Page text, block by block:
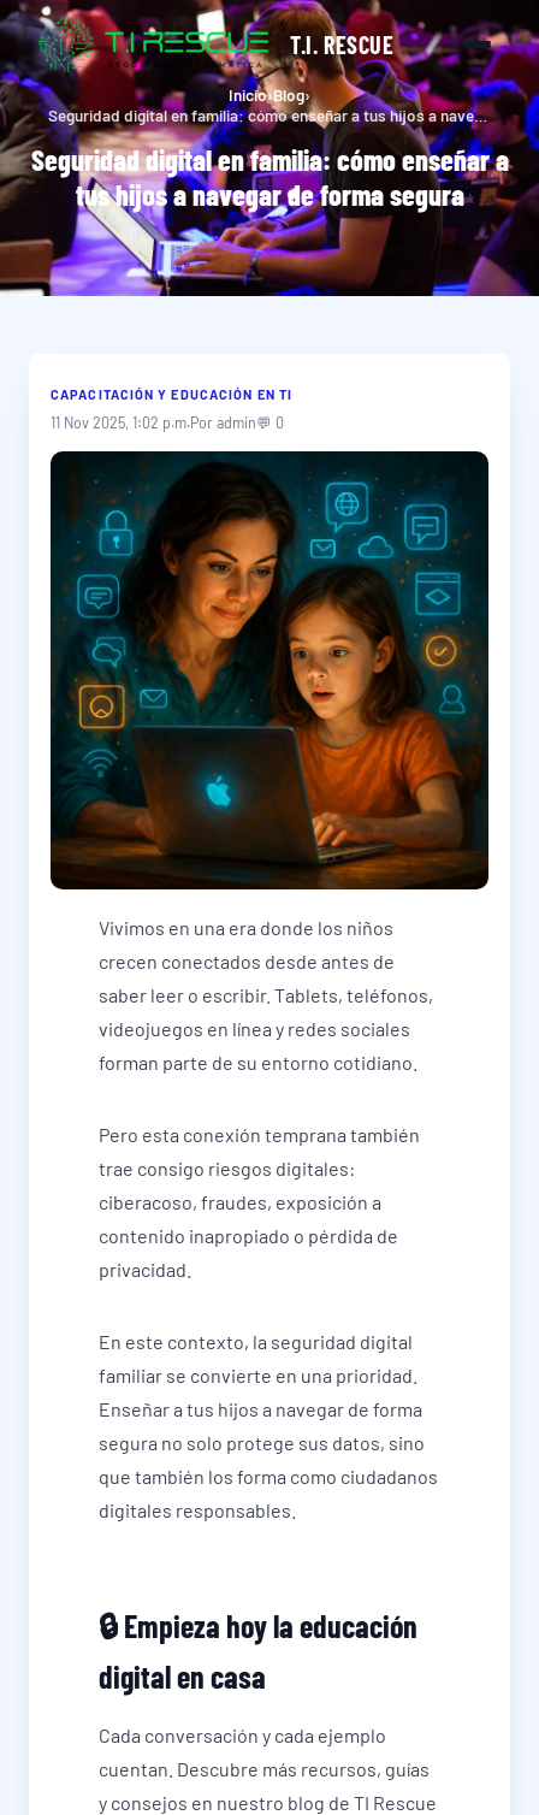
T.I. RESCUE
Inicio›Blog›
Seguridad digital en familia: cómo enseñar a tus hijos a navegar de forma segura
Seguridad digital en familia: cómo enseñar a
tus hijos a navegar de forma segura
CAPACITACIÓN Y EDUCACIÓN EN TI
11 Nov 2025, 1:02 p.m.Por admin💬 0
Vivimos en una era donde los niños
crecen conectados desde antes de
saber leer o escribir. Tablets, teléfonos,
videojuegos en línea y redes sociales
forman parte de su entorno cotidiano.
Pero esta conexión temprana también
trae consigo riesgos digitales:
ciberacoso, fraudes, exposición a
contenido inapropiado o pérdida de
privacidad.
En este contexto, la seguridad digital
familiar se convierte en una prioridad.
Enseñar a tus hijos a navegar de forma
segura no solo protege sus datos, sino
que también los forma como ciudadanos
digitales responsables.
🔒 Empieza hoy la educación
digital en casa
Cada conversación y cada ejemplo
cuentan. Descubre más recursos, guías
y consejos en nuestro blog de TI Rescue